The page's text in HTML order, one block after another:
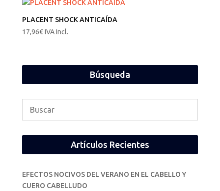
PLACENT SHOCK ANTICAÍDA
17,96€ IVA Incl.
Búsqueda
Artículos Recientes
EFECTOS NOCIVOS DEL VERANO EN EL CABELLO Y
CUERO CABELLUDO